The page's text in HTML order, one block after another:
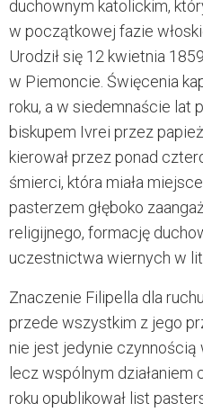
duchownym katolickim,
w początkowej fazie
Urodził się 12 kwietnia
w Piemoncie. Święcenia
roku, a w siedemnaście lat
biskupem Ivrei przez
kierował przez ponad
śmierci, która miała
pasterzem głęboko
religijnego, formację
uczestnictwa wiernych w
Znaczenie Filipella dla
przede wszystkim z jego
nie jest jedynie czynnością
lecz wspólnym działaniem
roku opublikował list